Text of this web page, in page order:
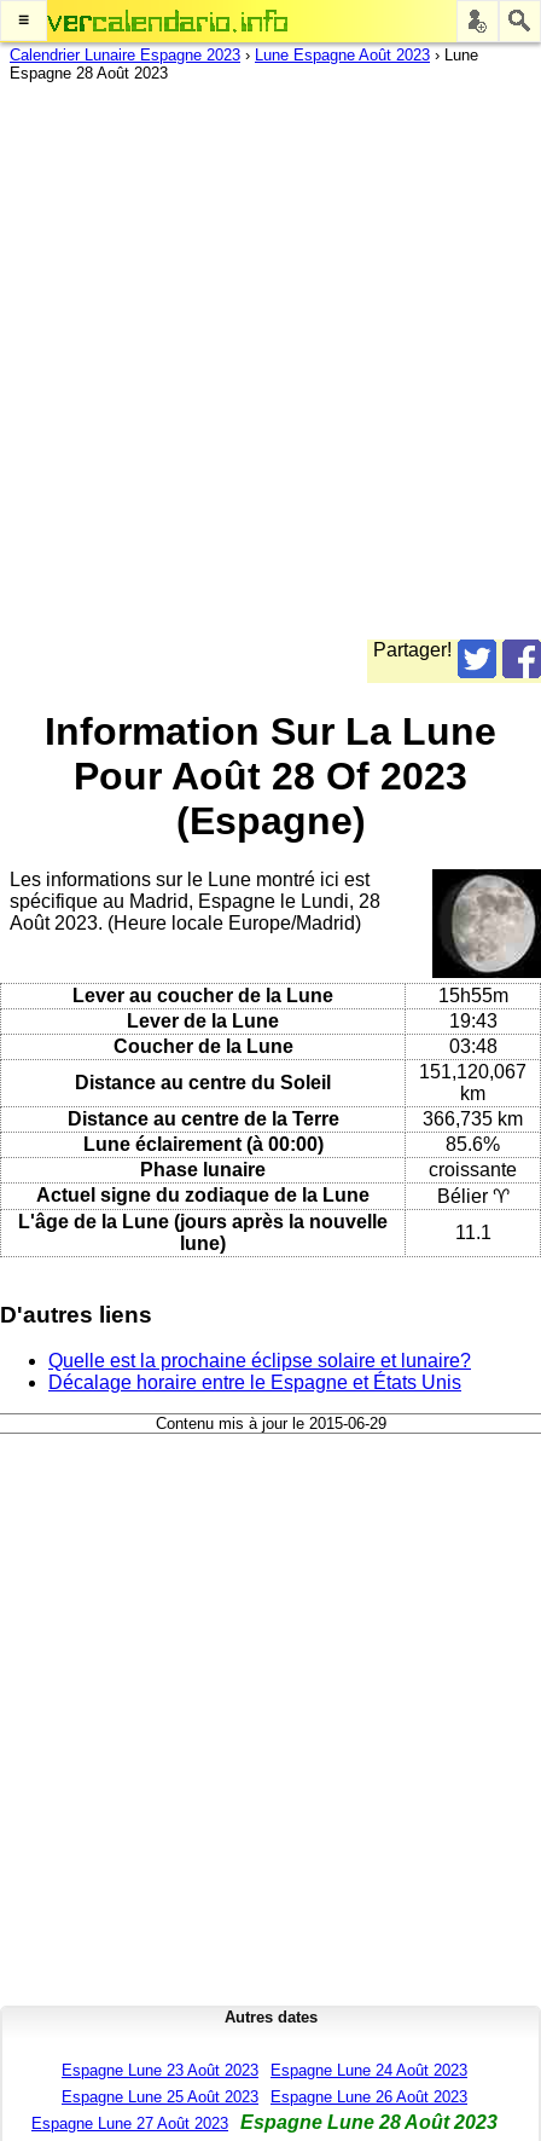
≡
Calendrier Lunaire Espagne 2023 › Lune Espagne Août 2023 › Lune
Espagne 28 Août 2023
Partager!
Information Sur La Lune
Pour Août 28 Of 2023
(Espagne)
Les informations sur le Lune montré ici est
spécifique au Madrid, Espagne le Lundi, 28
Août 2023. (Heure locale Europe/Madrid)
Lever au coucher de la Lune
15h55m
Lever de la Lune
19:43
Coucher de la Lune
03:48
Distance au centre du Soleil
151,120,067
km
Distance au centre de la Terre
366,735 km
Lune éclairement (à 00:00)
85.6%
Phase lunaire
croissante
Actuel signe du zodiaque de la Lune
Bélier ♈
L'âge de la Lune (jours après la nouvelle
lune)
11.1
D'autres liens
Quelle est la prochaine éclipse solaire et lunaire?
Décalage horaire entre le Espagne et États Unis
Contenu mis à jour le 2015-06-29
Autres dates
Espagne Lune 23 Août 2023
Espagne Lune 24 Août 2023
Espagne Lune 25 Août 2023
Espagne Lune 26 Août 2023
Espagne Lune 27 Août 2023
Espagne Lune 28 Août 2023